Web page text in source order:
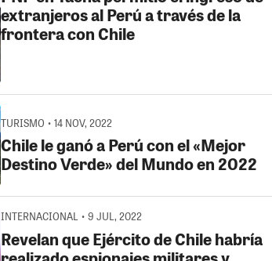
extranjeros al Perú a través de la
frontera con Chile
TURISMO • 14 NOV, 2022
Chile le ganó a Perú con el «Mejor
Destino Verde» del Mundo en 2022
INTERNACIONAL • 9 JUL, 2022
Revelan que Ejército de Chile habría